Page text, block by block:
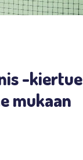
-kiertue
mukaan